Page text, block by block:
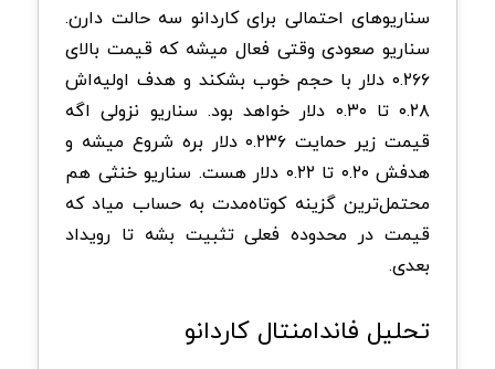
سناریوهای احتمالی برای کاردانو سه حالت دارن.
سناریو صعودی وقتی فعال میشه که قیمت بالای
۰.۲۶۶ دلار با حجم خوب بشکند و هدف اولیه‌اش
۰.۲۸ تا ۰.۳۰ دلار خواهد بود. سناریو نزولی اگه
قیمت زیر حمایت ۰.۲۳۶ دلار بره شروع میشه و
هدفش ۰.۲۰ تا ۰.۲۲ دلار هست. سناریو خنثی هم
محتمل‌ترین گزینه کوتاه‌مدت به حساب میاد که
قیمت در محدوده فعلی تثبیت بشه تا رویداد
بعدی.
تحلیل فاندامنتال کاردانو